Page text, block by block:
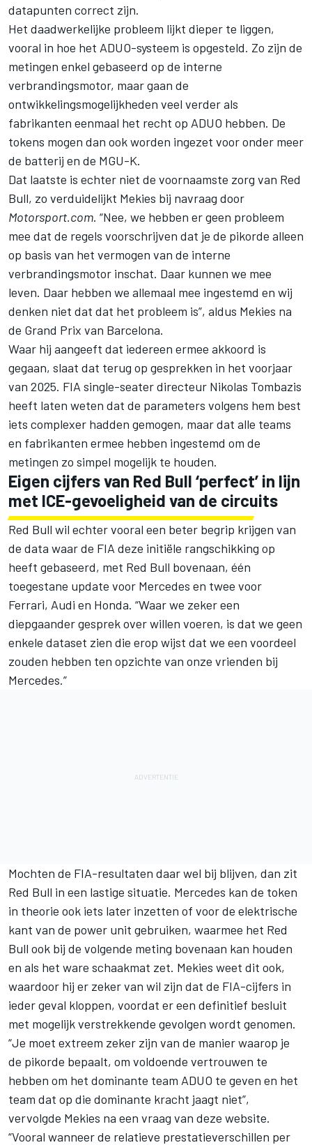
datapunten correct zijn.
Het daadwerkelijke probleem lijkt dieper te liggen,
vooral in hoe het ADUO-systeem is opgesteld. Zo zijn de
metingen enkel gebaseerd op de interne
verbrandingsmotor, maar gaan de
ontwikkelingsmogelijkheden veel verder als
fabrikanten eenmaal het recht op ADUO hebben. De
tokens mogen dan ook worden ingezet voor onder meer
de batterij en de MGU-K.
Dat laatste is echter niet de voornaamste zorg van Red
Bull, zo verduidelijkt Mekies bij navraag door
Motorsport.com. “Nee, we hebben er geen probleem
mee dat de regels voorschrijven dat je de pikorde alleen
op basis van het vermogen van de interne
verbrandingsmotor inschat. Daar kunnen we mee
leven. Daar hebben we allemaal mee ingestemd en wij
denken niet dat dat het probleem is”, aldus Mekies na
de Grand Prix van Barcelona.
Waar hij aangeeft dat iedereen ermee akkoord is
gegaan, slaat dat terug op gesprekken in het voorjaar
van 2025. FIA single-seater directeur Nikolas Tombazis
heeft laten weten dat de parameters volgens hem best
iets complexer hadden gemogen, maar dat alle teams
en fabrikanten ermee hebben ingestemd om de
metingen zo simpel mogelijk te houden.
Eigen cijfers van Red Bull ‘perfect’ in lijn
met ICE-gevoeligheid van de circuits
Red Bull wil echter vooral een beter begrip krijgen van
de data waar de FIA deze initiële rangschikking op
heeft gebaseerd, met Red Bull bovenaan, één
toegestane update voor Mercedes en twee voor
Ferrari, Audi en Honda. “Waar we zeker een
diepgaander gesprek over willen voeren, is dat we geen
enkele dataset zien die erop wijst dat we een voordeel
zouden hebben ten opzichte van onze vrienden bij
Mercedes.”
Mochten de FIA-resultaten daar wel bij blijven, dan zit
Red Bull in een lastige situatie. Mercedes kan de token
in theorie ook iets later inzetten of voor de elektrische
kant van de power unit gebruiken, waarmee het Red
Bull ook bij de volgende meting bovenaan kan houden
en als het ware schaakmat zet. Mekies weet dit ook,
waardoor hij er zeker van wil zijn dat de FIA-cijfers in
ieder geval kloppen, voordat er een definitief besluit
met mogelijk verstrekkende gevolgen wordt genomen.
“Je moet extreem zeker zijn van de manier waarop je
de pikorde bepaalt, om voldoende vertrouwen te
hebben om het dominante team ADUO te geven en het
team dat op die dominante kracht jaagt niet”,
vervolgde Mekies na een vraag van deze website.
“Vooral wanneer de relatieve prestatieverschillen per